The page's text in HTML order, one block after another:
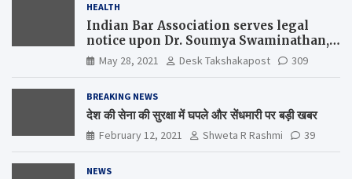
HEALTH
Indian Bar Association serves legal
notice upon Dr. Soumya Swaminathan,
the Chief Scientist, WHO
May 28, 2021 Desk Takshakapost 309
BREAKING NEWS
देश की सेना की सुरक्षा में घपले और सेंधमारी पर बड़ी खबर
February 12, 2021 Shweta R Rashmi 39
NEWS